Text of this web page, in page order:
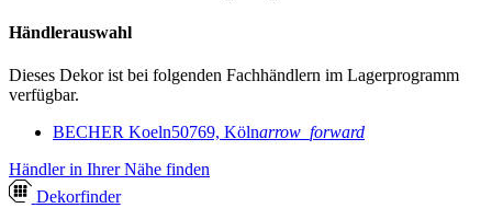
Händlerauswahl
Dieses Dekor ist bei folgenden Fachhändlern im Lagerprogramm
verfügbar.
BECHER Koeln50769, Kölnarrow_forward
Händler in Ihrer Nähe finden
Dekorfinder